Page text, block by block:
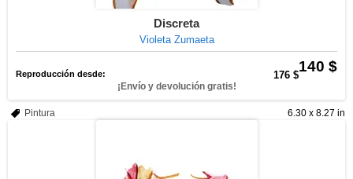
Discreta
Violeta Zumaeta
140 $
Reproducción desde: 176 $
¡Envío y devolución gratis!
6.30 x 8.27 in
Pintura